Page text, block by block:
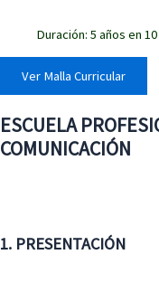
Duración: 5 años en
Ver Malla Curricular
ESCUELA
COMUNICACIÓN
1. PRESENTACIÓN